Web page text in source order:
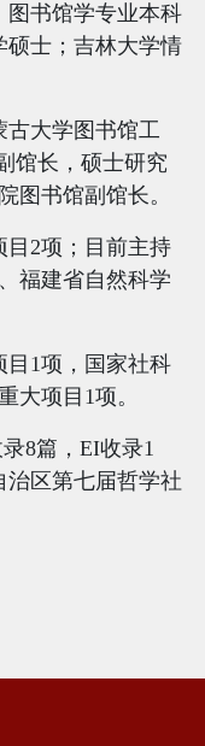
书馆学专业本科
硕士；吉林大学情
古大学图书馆工
馆长，硕士研究
图书馆副馆长。
2项；目前主持
福建省自然科学
1项，国家社科
大项目 1项。
8篇， EI收录1
区第七届哲学社